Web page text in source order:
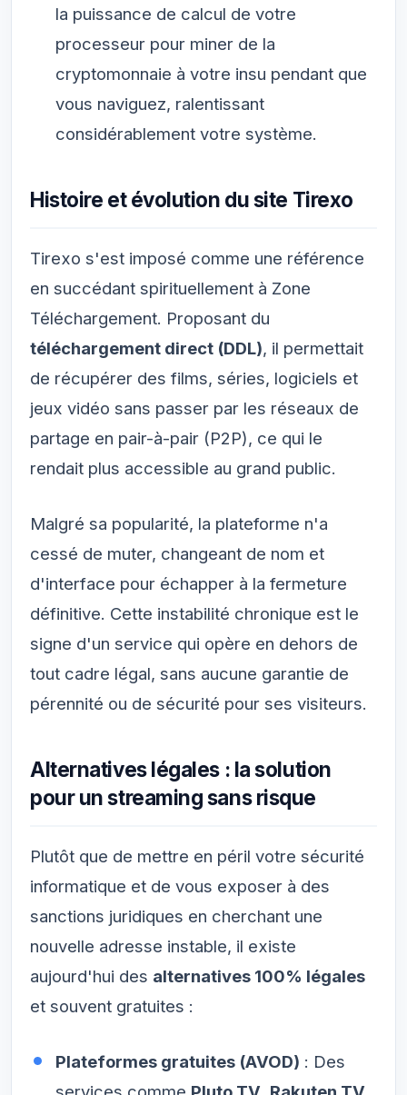
la puissance de calcul de votre
processeur pour miner de la
cryptomonnaie à votre insu pendant que
vous naviguez, ralentissant
considérablement votre système.
Histoire et évolution du site Tirexo
Tirexo s'est imposé comme une référence
en succédant spirituellement à Zone
Téléchargement. Proposant du
téléchargement direct (DDL), il permettait
de récupérer des films, séries, logiciels et
jeux vidéo sans passer par les réseaux de
partage en pair-à-pair (P2P), ce qui le
rendait plus accessible au grand public.
Malgré sa popularité, la plateforme n'a
cessé de muter, changeant de nom et
d'interface pour échapper à la fermeture
définitive. Cette instabilité chronique est le
signe d'un service qui opère en dehors de
tout cadre légal, sans aucune garantie de
pérennité ou de sécurité pour ses visiteurs.
Alternatives légales : la solution
pour un streaming sans risque
Plutôt que de mettre en péril votre sécurité
informatique et de vous exposer à des
sanctions juridiques en cherchant une
nouvelle adresse instable, il existe
aujourd'hui des alternatives 100% légales
et souvent gratuites :
Plateformes gratuites (AVOD) : Des